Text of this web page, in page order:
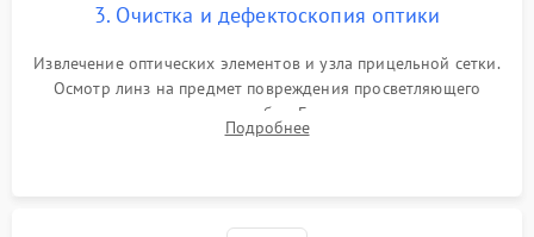
3. Очистка и дефектоскопия оптики
Извлечение оптических элементов и узла прицельной сетки.
Осмотр линз на предмет повреждения просветляющего
покрытия или появления грибка. Бережная очистка стекол
спецрастворами. Проверка целостности гравированной
Подробнее